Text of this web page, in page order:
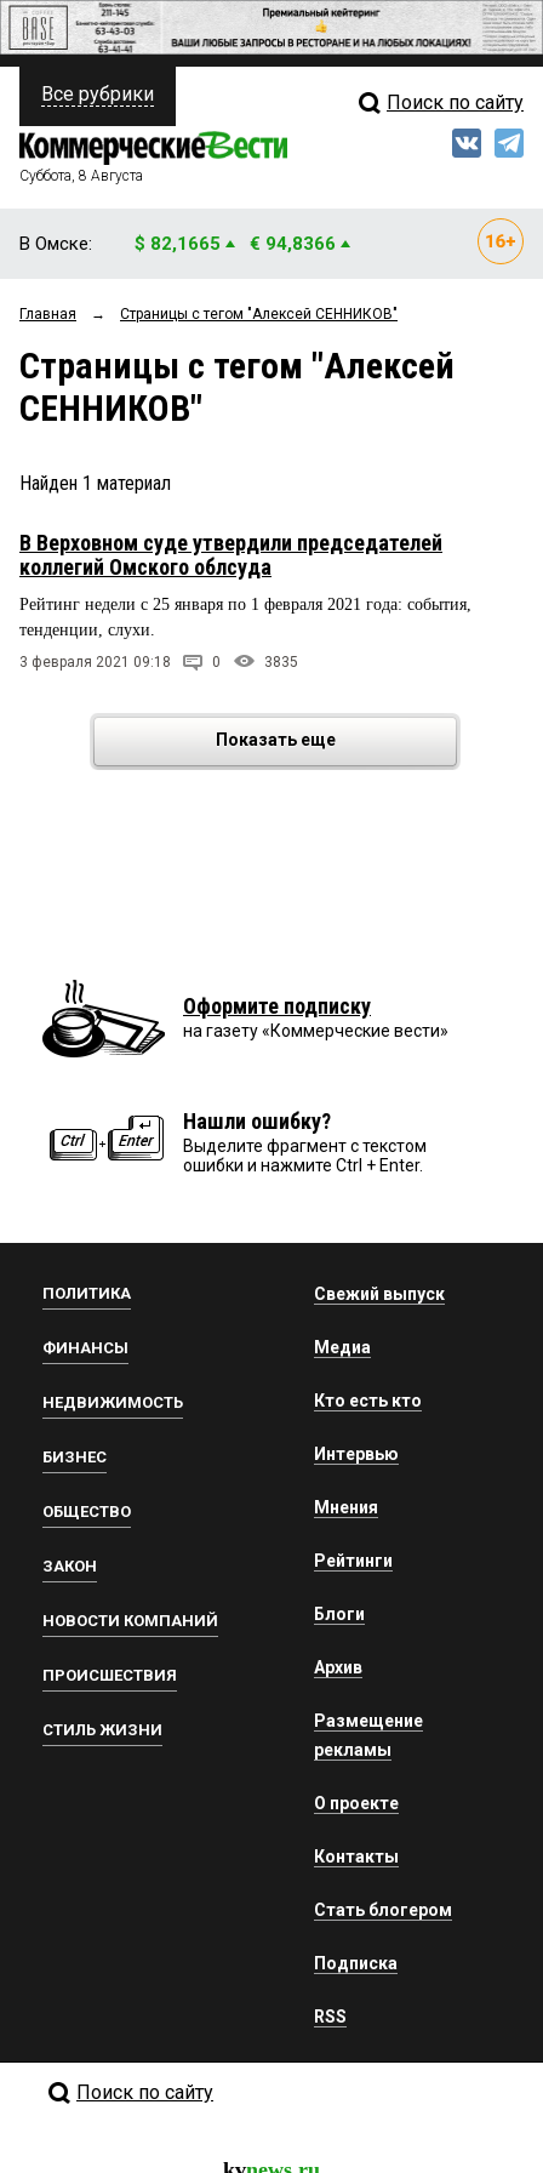
ПОЛИТИКА
ФИНАНСЫ
ОБЩЕСТВО
ЗАКОН
ПРОИСШЕСТВИЯ
СТИЛЬ ЖИЗНИ
Свежий выпуск
Мнения
Рейтинги
Все рубрики Поиск по сайту
Суббота, 8 Августа
В Омске: $ 82,1665 € 94,8366
Главная → Страницы c тегом "Алексей СЕННИКОВ"
Страницы c тегом "Алексей
СЕННИКОВ"
Найден 1 материал
В Верховном суде утвердили председателей
коллегий Омского облсуда
Рейтинг недели с 25 января по 1 февраля 2021 года: события,
тенденции, слухи.
3 февраля 2021 09:18 0 3835
Показать еще
Оформите подписку
на газету «Коммерческие вести»
Нашли ошибку?
Выделите фрагмент с текстом
ошибки и нажмите Ctrl + Enter.
ПОЛИТИКА
ФИНАНСЫ
НЕДВИЖИМОСТЬ
БИЗНЕС
ОБЩЕСТВО
ЗАКОН
НОВОСТИ КОМПАНИЙ
ПРОИСШЕСТВИЯ
СТИЛЬ ЖИЗНИ
Свежий выпуск
Медиа
Кто есть кто
Интервью
Мнения
Рейтинги
Блоги
Архив
Размещение
рекламы
О проекте
Контакты
Стать блогером
Подписка
RSS
Поиск по сайту